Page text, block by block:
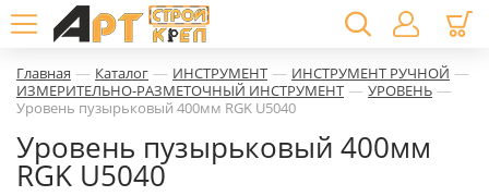
Главная — Каталог — ИНСТРУМЕНТ — ИНСТРУМЕНТ РУЧНОЙ —
ИЗМЕРИТЕЛЬНО-РАЗМЕТОЧНЫЙ ИНСТРУМЕНТ — УРОВЕНЬ —
Уровень пузырьковый 400мм RGK U5040
Уровень пузырьковый 400мм
RGK U5040